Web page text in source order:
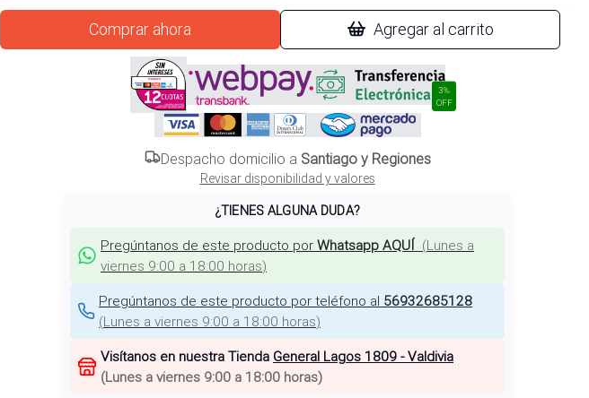
Comprar ahora Agregar al carrito
3%
OFF
Despacho domicilio a Santiago y Regiones
Revisar disponibilidad y valores
¿TIENES ALGUNA DUDA?
Pregúntanos de este producto por Whatsapp AQUÍ (Lunes a
viernes 9:00 a 18:00 horas)
Pregúntanos de este producto por teléfono al 56932685128
(Lunes a viernes 9:00 a 18:00 horas)
Visítanos en nuestra Tienda General Lagos 1809 - Valdivia
(Lunes a viernes 9:00 a 18:00 horas)